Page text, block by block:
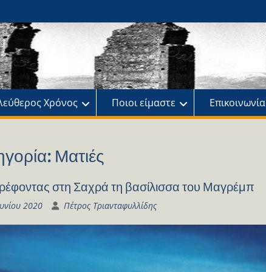
Χρόνος Ποιοι είμαστε Επικοινωνία
Ματιές
στη Σαχρά τη βασίλισσα του Μαγρέμπ
2020 Πέτρος Τριανταφυλλίδης